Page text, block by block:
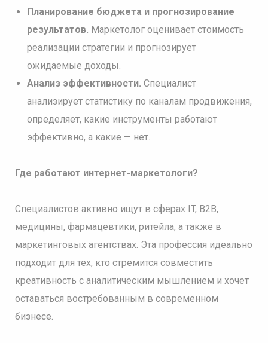
Планирование бюджета и прогнозирование
результатов. Маркетолог оценивает стоимость
реализации стратегии и прогнозирует
ожидаемые доходы.
Анализ эффективности. Специалист
анализирует статистику по каналам продвижения,
определяет, какие инструменты работают
эффективно, а какие — нет.
Где работают интернет-маркетологи?
Специалистов активно ищут в сферах IT, B2B,
медицины, фармацевтики, ритейла, а также в
маркетинговых агентствах. Эта профессия идеально
подходит для тех, кто стремится совместить
креативность с аналитическим мышлением и хочет
оставаться востребованным в современном
бизнесе.